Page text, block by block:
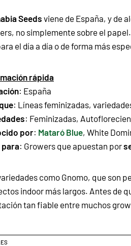
Seeds viene de España, y de
no simplemente sobre el
el día a día o de forma más
rápida
: España
: Líneas feminizadas,
: Feminizadas,
por: Mataró Blue, White
para: Growers que apuestan por
como Gnomo, que son
indoor más largos. Antes de
tan fiable entre muchos